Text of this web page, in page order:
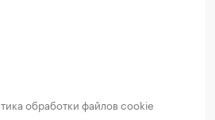
обработки файлов cookie